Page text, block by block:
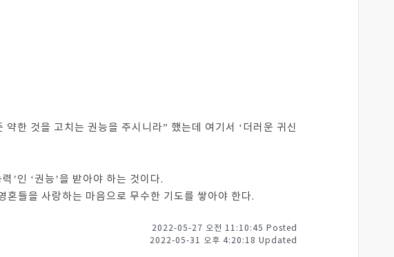
한 것을 고치는 권능을 주시니라” 했는데 여기서 ‘더러운 귀신
’인 ‘권능’을 받아야 하는 것이다.
들을 사랑하는 마음으로 무수한 기도를 쌓아야 한다.
2022-05-27 오전 11:10:45 Posted
2022-05-31 오후 4:20:18 Updated